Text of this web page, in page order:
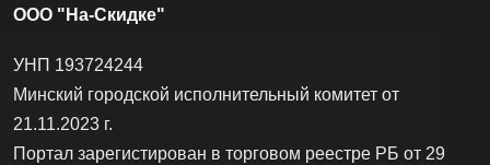
ООО "На-Скидке"
УНП 193724244
Минский городской исполнительный комитет от
21.11.2023 г.
Портал зарегистирован в торговом реестре РБ от 29